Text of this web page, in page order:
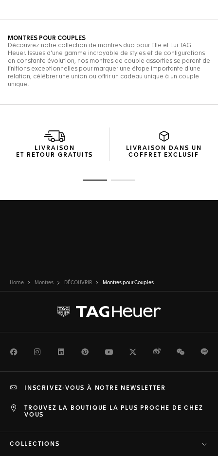
LIVRAISON
ET RETOUR GRATUITS
LIVRAISON DANS UN
COFFRET EXCLUSIF
Home Montres DÉCOUVRIR Montres pour Couples
FacebookInstagramLinkedInPinterestYoutubeTwitterWeiboWeChat
TROUVEZ LA BOUTIQUE LA PLUS PROCHE DE CHEZ
VOUS
INSCRIVEZ-VOUS À NOTRE NEWSLETTER
COLLECTIONS